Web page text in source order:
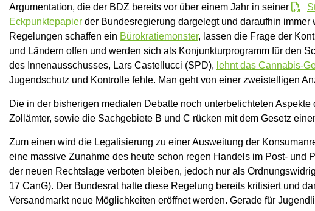
Argumentation, die der BDZ bereits vor über einem Jahr in seiner
Eckpunktepapier der Bundesregierung dargelegt und daraufhin
Regelungen schaffen ein Bürokratiemonster, lassen die Frage der
und Ländern offen und werden sich als Konjunkturprogramm für den
des Innenausschusses, Lars Castellucci (SPD), lehnt das Cannabis-
Jugendschutz und Kontrolle fehle. Man geht von einer zweistelligen
Die in der bisherigen medialen Debatte noch unterbelichteten
Zollämter, sowie die Sachgebiete B und C rücken mit dem Gesetz
Zum einen wird die Legalisierung zu einer Ausweitung der
eine massive Zunahme des heute schon regen Handels im Post- und
der neuen Rechtslage verboten bleiben, jedoch nur als
17 CanG). Der Bundesrat hatte diese Regelung bereits kritisiert und
Versandmarkt neue Möglichkeiten eröffnet werden. Gerade für